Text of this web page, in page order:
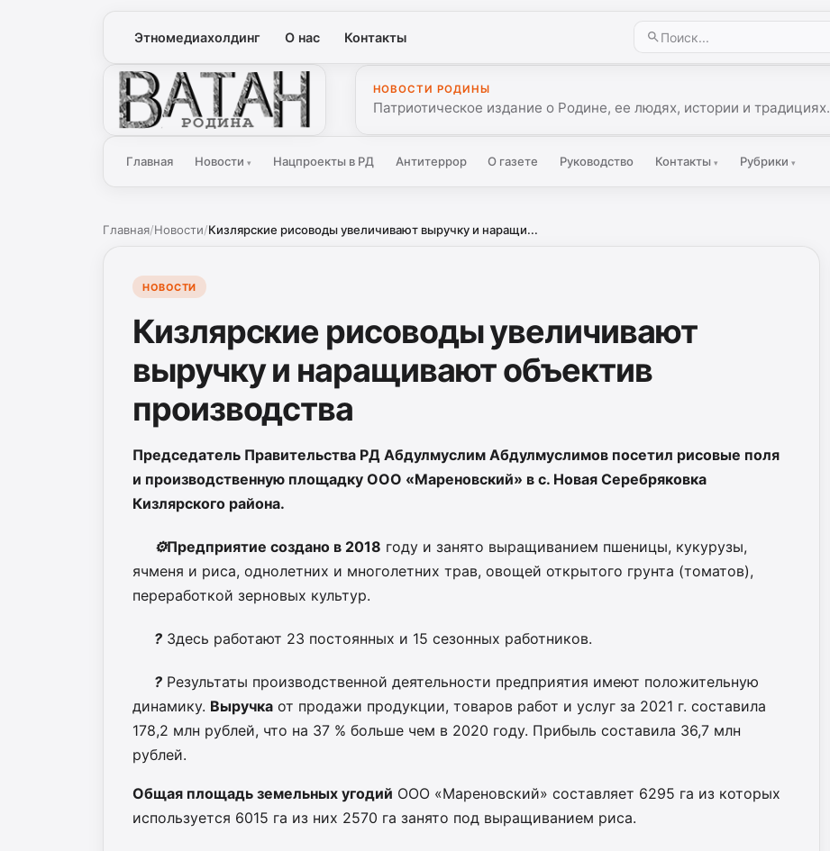
Этномедиахолдинг О нас Контакты
Ватан
НОВОСТИ РОДИНЫ
Патриотическое издание о Родине, ее людях, истории и традициях.
Главная Новости▾ Нацпроекты в РД Антитеррор О газете Руководство Контакты ▾ Рубрики ▾
Главная/Новости/Кизлярские рисоводы увеличивают выручку и наращи...
НОВОСТИ
Кизлярские рисоводы увеличивают
выручку и наращивают объектив
производства
Председатель Правительства РД Абдулмуслим Абдулмуслимов посетил рисовые поля
и производственную площадку ООО «Мареновский» в с. Новая Серебряковка
Кизлярского района.
⚙️Предприятие создано в 2018 году и занято выращиванием пшеницы, кукурузы,
ячменя и риса, однолетних и многолетних трав, овощей открытого грунта (томатов),
переработкой зерновых культур.
? Здесь работают 23 постоянных и 15 сезонных работников.
? Результаты производственной деятельности предприятия имеют положительную
динамику. Выручка от продажи продукции, товаров работ и услуг за 2021 г. составила
178,2 млн рублей, что на 37 % больше чем в 2020 году. Прибыль составила 36,7 млн
рублей.
Общая площадь земельных угодий ООО «Мареновский» составляет 6295 га из которых
используется 6015 га из них 2570 га занято под выращиванием риса.